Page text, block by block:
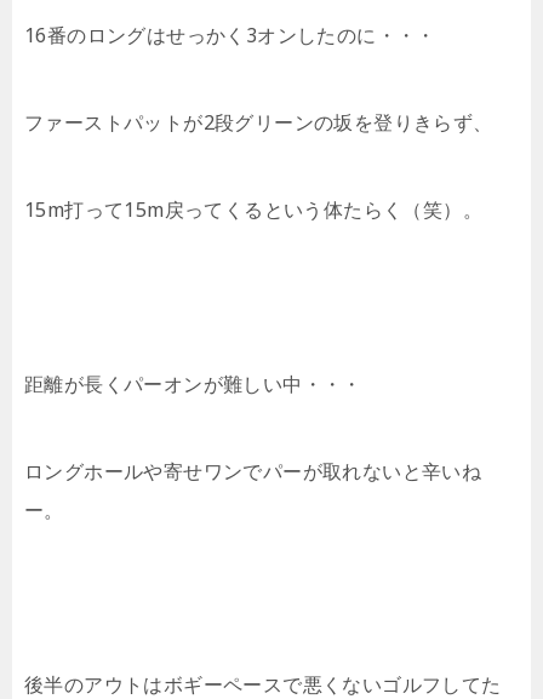
16番のロングはせっかく3オンしたのに・・・
ファーストパットが2段グリーンの坂を登りきらず、
15m打って15m戻ってくるという体たらく（笑）。
距離が長くパーオンが難しい中・・・
ロングホールや寄せワンでパーが取れないと辛いね
ー。
後半のアウトはボギーペースで悪くないゴルフしてた